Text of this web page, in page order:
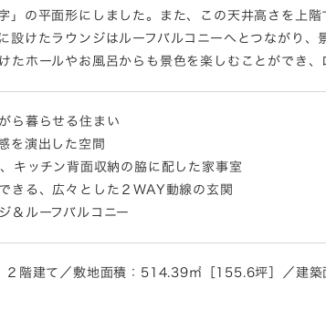
」の平面形にしました。また、この天井高さを上
設けたラウンジはルーフバルコニーへとつながり
たホールやお風呂からも景色を楽しむことができ
ら暮らせる住まい
を演出した空間
キッチン背面収納の脇に配した家事室
きる、広々とした２WAY動線の玄関
＆ルーフバルコニー
２階建て／敷地面積：514.39㎡［155.6坪］／建